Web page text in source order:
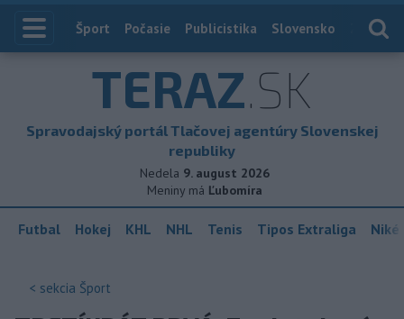
Index
Šport Počasie Publicistika Slovensko
TERAZ.SK
Spravodajský portál Tlačovej agentúry Slovenskej
republiky
Nedela 9. august 2026
Meniny má Ľubomíra
Futbal Hokej KHL NHL Tenis Tipos Extraliga
< sekcia Šport